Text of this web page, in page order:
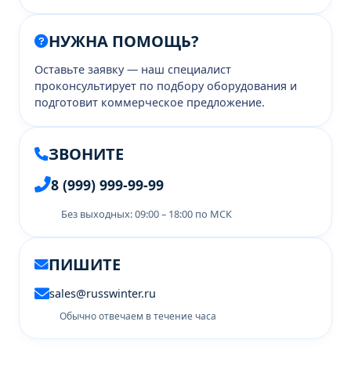
НУЖНА ПОМОЩЬ?
Оставьте заявку — наш специалист
проконсультирует по подбору оборудования и
подготовит коммерческое предложение.
ЗВОНИТЕ
8 (999) 999-99-99
Без выходных: 09:00 – 18:00 по МСК
ПИШИТЕ
sales@russwinter.ru
Обычно отвечаем в течение часа